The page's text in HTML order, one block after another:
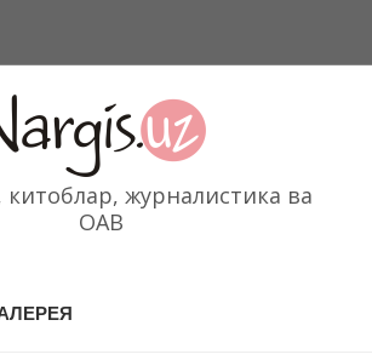
китоблар, журналистика ва
ОАВ